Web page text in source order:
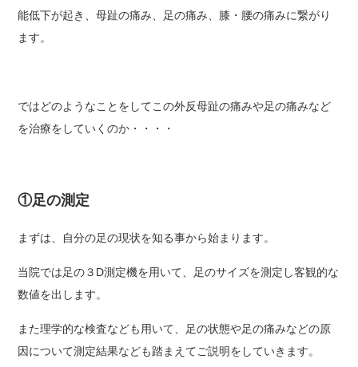
能低下が起き、母趾の痛み、足の痛み、膝・腰の痛みに繋がり
ます。
ではどのようなことをしてこの外反母趾の痛みや足の痛みなど
を治療をしていくのか・・・・
①足の測定
まずは、自分の足の現状を知る事から始まります。
当院では足の３D測定機を用いて、足のサイズを測定し客観的な
数値を出します。
また理学的な検査なども用いて、足の状態や足の痛みなどの原
因について測定結果なども踏まえてご説明をしていきます。